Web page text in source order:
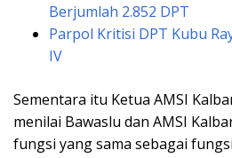
Berjumlah 2.852 DPT
Parpol Kritisi DPT Kubu
IV
Sementara itu Ketua AMSI
menilai Bawaslu dan AMSI
fungsi yang sama sebagai